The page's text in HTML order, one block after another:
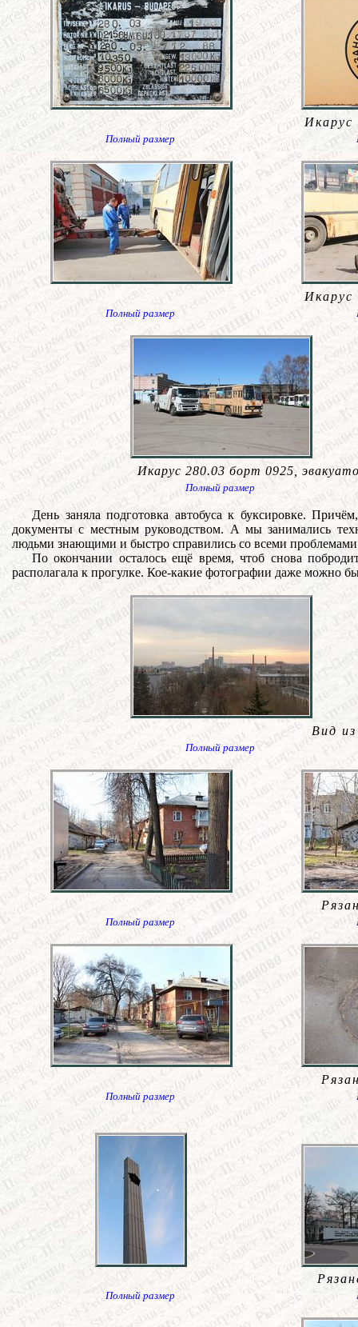
Полный размер
Полный размер
Икарус 280.03 борт 0925,
Полный размер
День заняла подготовка автобуса к буксировке.
документы с местным руководством. А мы занимались
людьми знающими и быстро справились со всеми
По окончании осталось ещё время, чтоб снова
располагала к прогулке. Кое-какие фотографии даже можно
Вид
Полный размер
Полный размер
Полный размер
Полный размер